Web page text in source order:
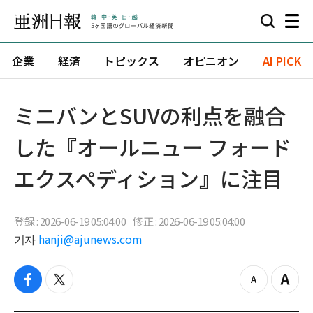
企業 経済 トピックス オピニオン AI PICK
ミニバンとSUVの利点を融合
した『オールニュー フォード
エクスペディション』に注目
登録 : 2026-06-19 05:04:00 修正 : 2026-06-19 05:04:00
기자 hanji@ajunews.com
f
t
z
Z